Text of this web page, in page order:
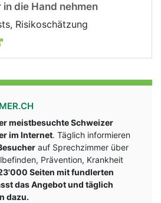
die Hand nehmen
Risikoschätzung
meistbesuchte Schweizer
im Internet. Täglich informieren
auf Sprechzimmer über
Prävention, Krankheit
Seiten mit fundlerten
das Angebot und täglich
dazu.